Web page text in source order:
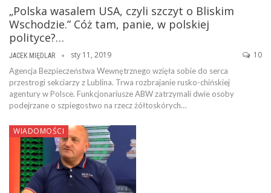
„Polska wasalem USA, czyli szczyt o Bliskim
Wschodzie.” Cóż tam, panie, w polskiej
polityce?…
JACEK MIĘDLAR sty 11, 2019 10
Agencja Bezpieczeństwa Wewnętrznego wzięła sobie do serca
przestrogi sekciarzy z Lublina. Trwa rozbrajanie rusko-chińskiej
agentury w Polsce. Funkcjonariusze ABW zatrzymali dwie osoby
podejrzane o szpiegostwo na rzecz żółtoskórych…
WIADOMOŚCI